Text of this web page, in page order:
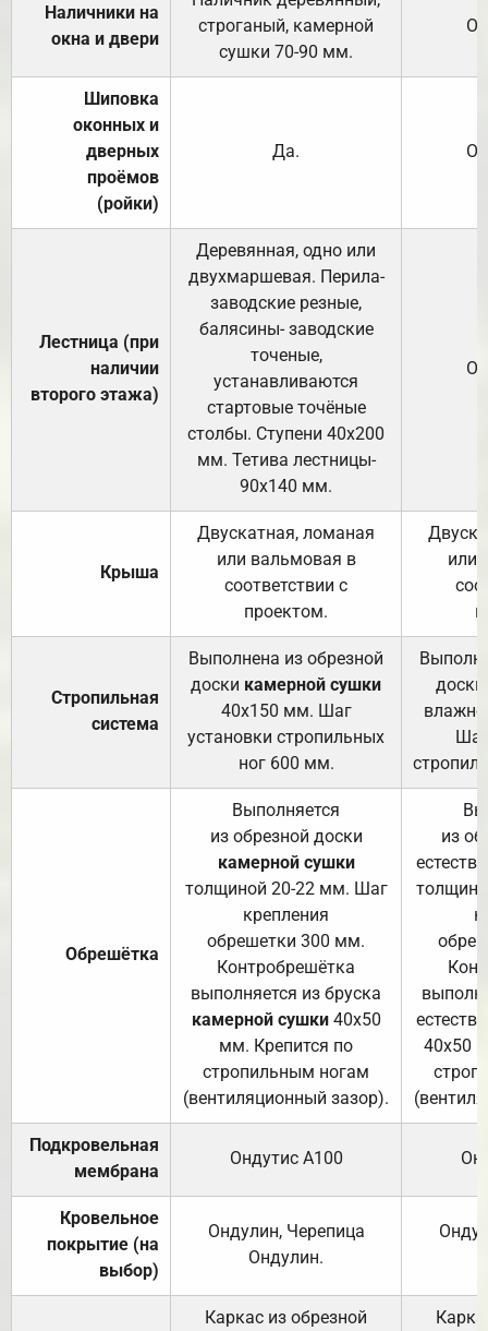
Наличники на
окна и двери
строганый, камерной
сушки 70-90 мм.
Шиповка
оконных и
дверных
проёмов
(ройки)
Да.
Лестница (при
наличии
второго этажа)
Деревянная, одно или
двухмаршевая. Перила-
заводские резные,
балясины- заводские
точеные,
устанавливаются
стартовые точёные
столбы. Ступени 40х200
мм. Тетива лестницы-
90х140 мм.
Крыша
Двускатная, ломаная
или вальмовая в
соответствии с
проектом.
или
Стропильная
система
Выполнена из обрезной
доски камерной сушки
40х150 мм. Шаг
установки стропильных
ног 600 мм.
доски
Обрешётка
Выполняется
из обрезной доски
камерной сушки
толщиной 20-22 мм. Шаг
крепления
обрешетки 300 мм.
Контробрешётка
выполняется из бруска
камерной сушки40х50
мм. Крепится по
стропильным ногам
(вентиляционный зазор).
из
40х50
Подкровельная
мембрана
Ондутис А100
Кровельное
покрытие (на
выбор)
Ондулин, Черепица
Ондулин.
Каркас из обрезной